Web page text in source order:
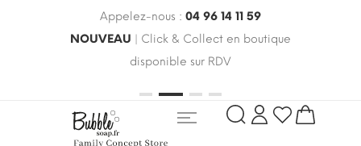
Appelez-nous : 04 96 14 11 59
NOUVEAU | Click & Collect en boutique
disponible sur RDV